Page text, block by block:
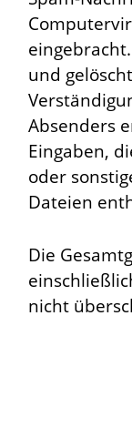
und
Absenders
Eingaben,
oder
Dateien
Die
nicht